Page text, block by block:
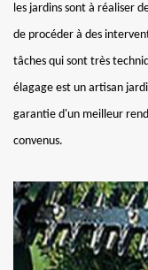
les jardins sont à réaliser
de procéder à des
tâches qui sont très
élagage est un artisan
garantie d'un meilleur
convenus.